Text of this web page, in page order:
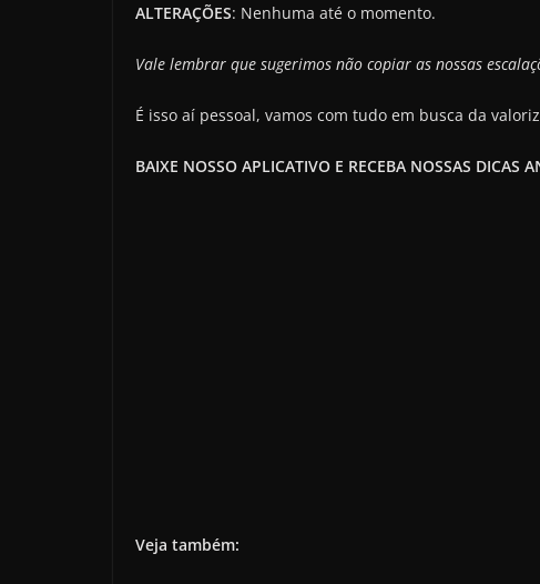
ALTERAÇÕES: Nenhuma até o momento.
Vale lembrar que sugerimos não copiar as nossas
É isso aí pessoal, vamos com tudo em busca da
BAIXE NOSSO APLICATIVO E RECEBA NOSSAS DICAS
Veja também: